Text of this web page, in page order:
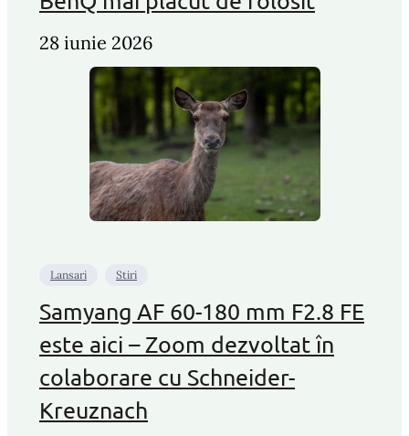
28 iunie 2026
Lansari Stiri
Samyang AF 60-180 mm F2.8 FE
este aici – Zoom dezvoltat în
colaborare cu Schneider-
Kreuznach